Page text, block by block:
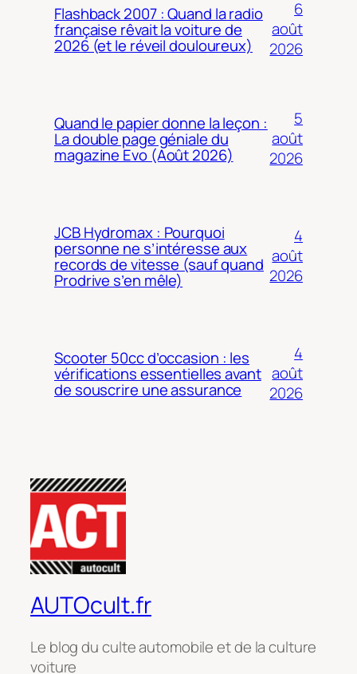
Flashback 2007 : Quand la radio
française rêvait la voiture de
2026 (et le réveil douloureux)
6
août
2026
Quand le papier donne la leçon :
La double page géniale du
magazine Evo (Août 2026)
5
août
2026
JCB Hydromax : Pourquoi
personne ne s’intéresse aux
records de vitesse (sauf quand
Prodrive s’en mêle)
4
août
2026
Scooter 50cc d’occasion : les
vérifications essentielles avant
de souscrire une assurance
4
août
2026
AUTOcult.fr
Le blog du culte automobile et de la culture
voiture